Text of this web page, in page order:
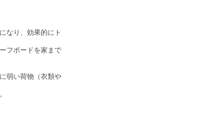
なり、効果的にト
フボードを家まで
弱い荷物（衣類や